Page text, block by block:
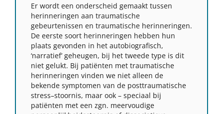
Er wordt een onderscheid gemaakt tussen
herinneringen aan traumatische
gebeurtenissen en traumatische herinneringen.
De eerste soort herinneringen hebben hun
plaats gevonden in het autobiografisch,
‘narratief’ geheugen, bij het tweede type is dit
niet gelukt. Bij patiënten met traumatische
herinneringen vinden we niet alleen de
bekende symptomen van de posttraumatische
stress–stoornis, maar ook – speciaal bij
patiënten met een zgn. meervoudige